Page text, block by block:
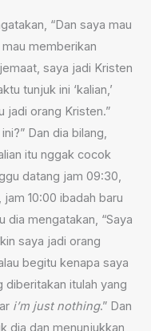
“Dan saya mau
memberikan
saya jadi Kristen
tunjuk ini ‘kalian,’
jadi orang Kristen.”
Dan dia bilang,
itu nggak cocok
datang jam 09:30,
10:00 ibadah baru
dia mengatakan, “Saya
saya jadi orang
begitu kenapa saya
diberitakan itulah yang
i’m just nothing.” Dan
dia dan menunjukkan